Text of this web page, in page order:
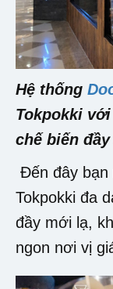
Hệ thống
Tokpokki
chế biến
Đến đây
Tokpokki đa
đầy mới lạ,
ngon nơi vị